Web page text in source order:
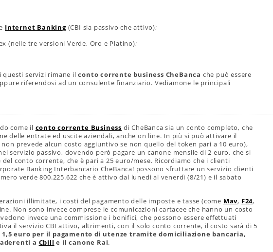
Internet Banking(CBI sia passivo che attivo);
(nelle tre versioni Verde, Oro e Platino);
questi servizi rimane ilconto corrente business CheBanca che può essere
riferendosi ad un consulente finanziario. Vediamone le principali
come il conto corrente Business di CheBanca sia un conto completo, che
delle entrate ed uscite aziendali, anche on line. In più si può attivare il
non prevede alcun costo aggiuntivo se non quello del token pari a 10 euro),
servizio passivo, dovendo però pagare un canone mensile di 2 euro, che si
del conto corrente, che è pari a 25 euro/mese. Ricordiamo che i clienti
Banking Interbancario CheBanca! possono sfruttare un servizio clienti
verde 800.225.622 che è attivo dal lunedì al venerdì (8/21) e il sabato
illimitate, i costi del pagamento delle imposte e tasse (come Mav, F24,
Non sono invece comprese le comunicazioni cartacee che hanno un costo
invece una commissione i bonifici, che possono essere effettuati
il servizio CBI attivo, altrimenti, con il solo conto corrente, il costo sarà di 5
1,5 euro per il pagamento di utenze tramite domiciliazione bancaria,
a Cbill e il canone Rai.